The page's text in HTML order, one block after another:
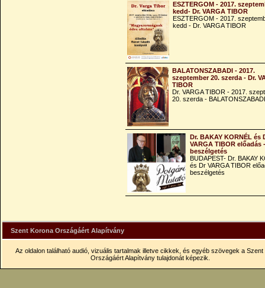
ESZTERGOM - 2017.
kedd- Dr. VARGA TIBOR
ESZTERGOM - 2017.
kedd - Dr. VARGA TIBOR
BALATONSZABADI - 2017.
szeptember 20. szerda - Dr.
TIBOR
Dr. VARGA TIBOR - 2017.
20. szerda - BALATONSZABADI
Dr. BAKAY KORNÉL és
VARGA TIBOR előadás -
beszélgetés
BUDAPEST- Dr. BAKAY
és Dr VARGA TIBOR
beszélgetés
Szent Korona Országáért Alapítvány
Az oldalon található audió, vizuális tartalmak illetve cikkek, és egyéb szövegek a Szent
Országáért Alapítvány tulajdonát képezik.